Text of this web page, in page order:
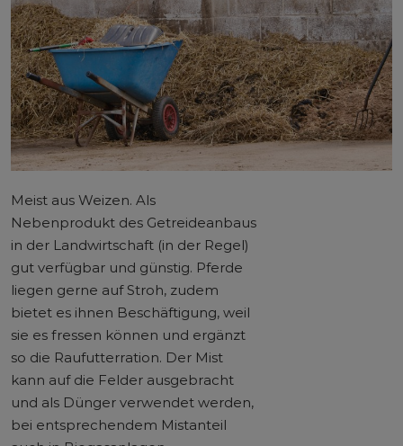
Meist aus Weizen. Als
Nebenprodukt des Getreideanbaus
in der Landwirtschaft (in der Regel)
gut verfügbar und günstig. Pferde
liegen gerne auf Stroh, zudem
bietet es ihnen Beschäftigung, weil
sie es fressen können und ergänzt
so die Raufutterration. Der Mist
kann auf die Felder ausgebracht
und als Dünger verwendet werden,
bei entsprechendem Mistanteil